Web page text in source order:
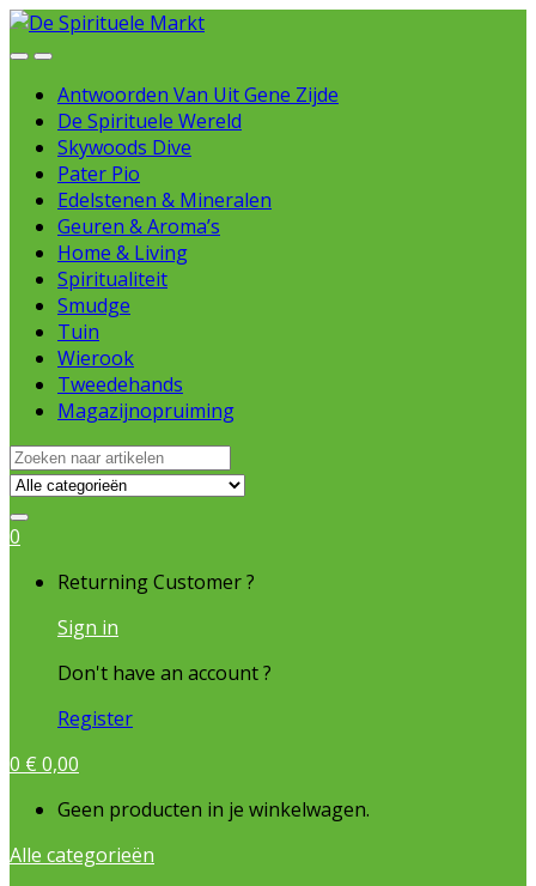
Skip
to
Skip
to
OpenClose
Antwoorden Van Uit Gene Zijde
De Spirituele Wereld
Skywoods Dive
Pater Pio
Edelstenen & Mineralen
Geuren & Aroma’s
Home & Living
Spiritualiteit
Smudge
Tuin
Wierook
Tweedehands
Magazijnopruiming
Search
for:
0
Returning Customer ?
Sign in
Don't have an account ?
Register
0 € 0,00
Geen producten in je winkelwagen.
Alle categorieën